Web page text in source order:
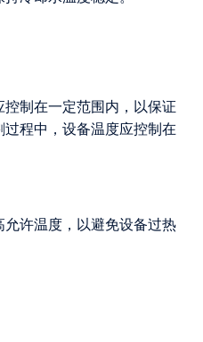
制在一定范围内，以保证
程中，设备温度应控制在
许温度，以避免设备过热